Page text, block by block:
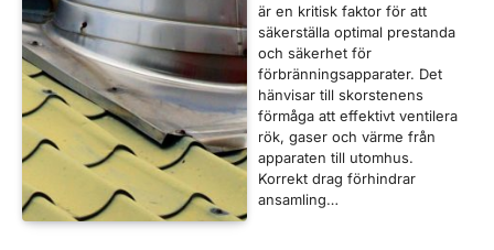
är en kritisk faktor för att
säkerställa optimal prestanda
och säkerhet för
förbränningsapparater. Det
hänvisar till skorstenens
förmåga att effektivt ventilera
rök, gaser och värme från
apparaten till utomhus.
Korrekt drag förhindrar
ansamling…